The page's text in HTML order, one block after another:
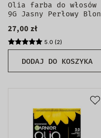
DODAJ DO KOSZYKA
Olia farba do włosów
9G Jasny Perłowy
27,00 zł
5.0 (2)